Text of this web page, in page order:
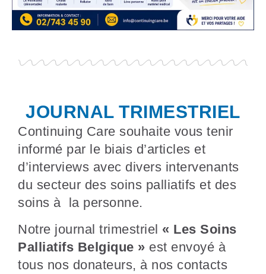
JOURNAL TRIMESTRIEL
Continuing Care souhaite vous tenir
informé par le biais d’articles et
d’interviews avec divers intervenants
du secteur des soins palliatifs et des
soins à la personne.
Notre journal trimestriel « Les Soins
Palliatifs Belgique » est envoyé à
tous nos donateurs, à nos contacts